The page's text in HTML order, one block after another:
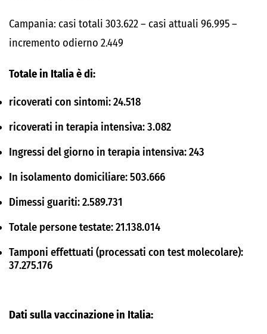
Campania: casi totali 303.622 – casi attuali 96.995 –
incremento odierno 2.449
Totale in Italia è di:
ricoverati con sintomi: 24.518
ricoverati in terapia intensiva: 3.082
Ingressi del giorno in terapia intensiva: 243
In isolamento domiciliare: 503.666
Dimessi guariti: 2.589.731
Totale persone testate: 21.138.014
Tamponi effettuati (processati con test molecolare):
37.275.176
Dati sulla vaccinazione in Italia: